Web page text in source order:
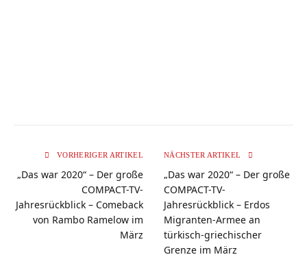
VORHERIGER ARTIKEL
„Das war 2020“ – Der große
COMPACT-TV-
Jahresrückblick – Comeback
von Rambo Ramelow im
März
NÄCHSTER ARTIKEL
„Das war 2020“ – Der große
COMPACT-TV-
Jahresrückblick – Erdos
Migranten-Armee an
türkisch-griechischer
Grenze im März